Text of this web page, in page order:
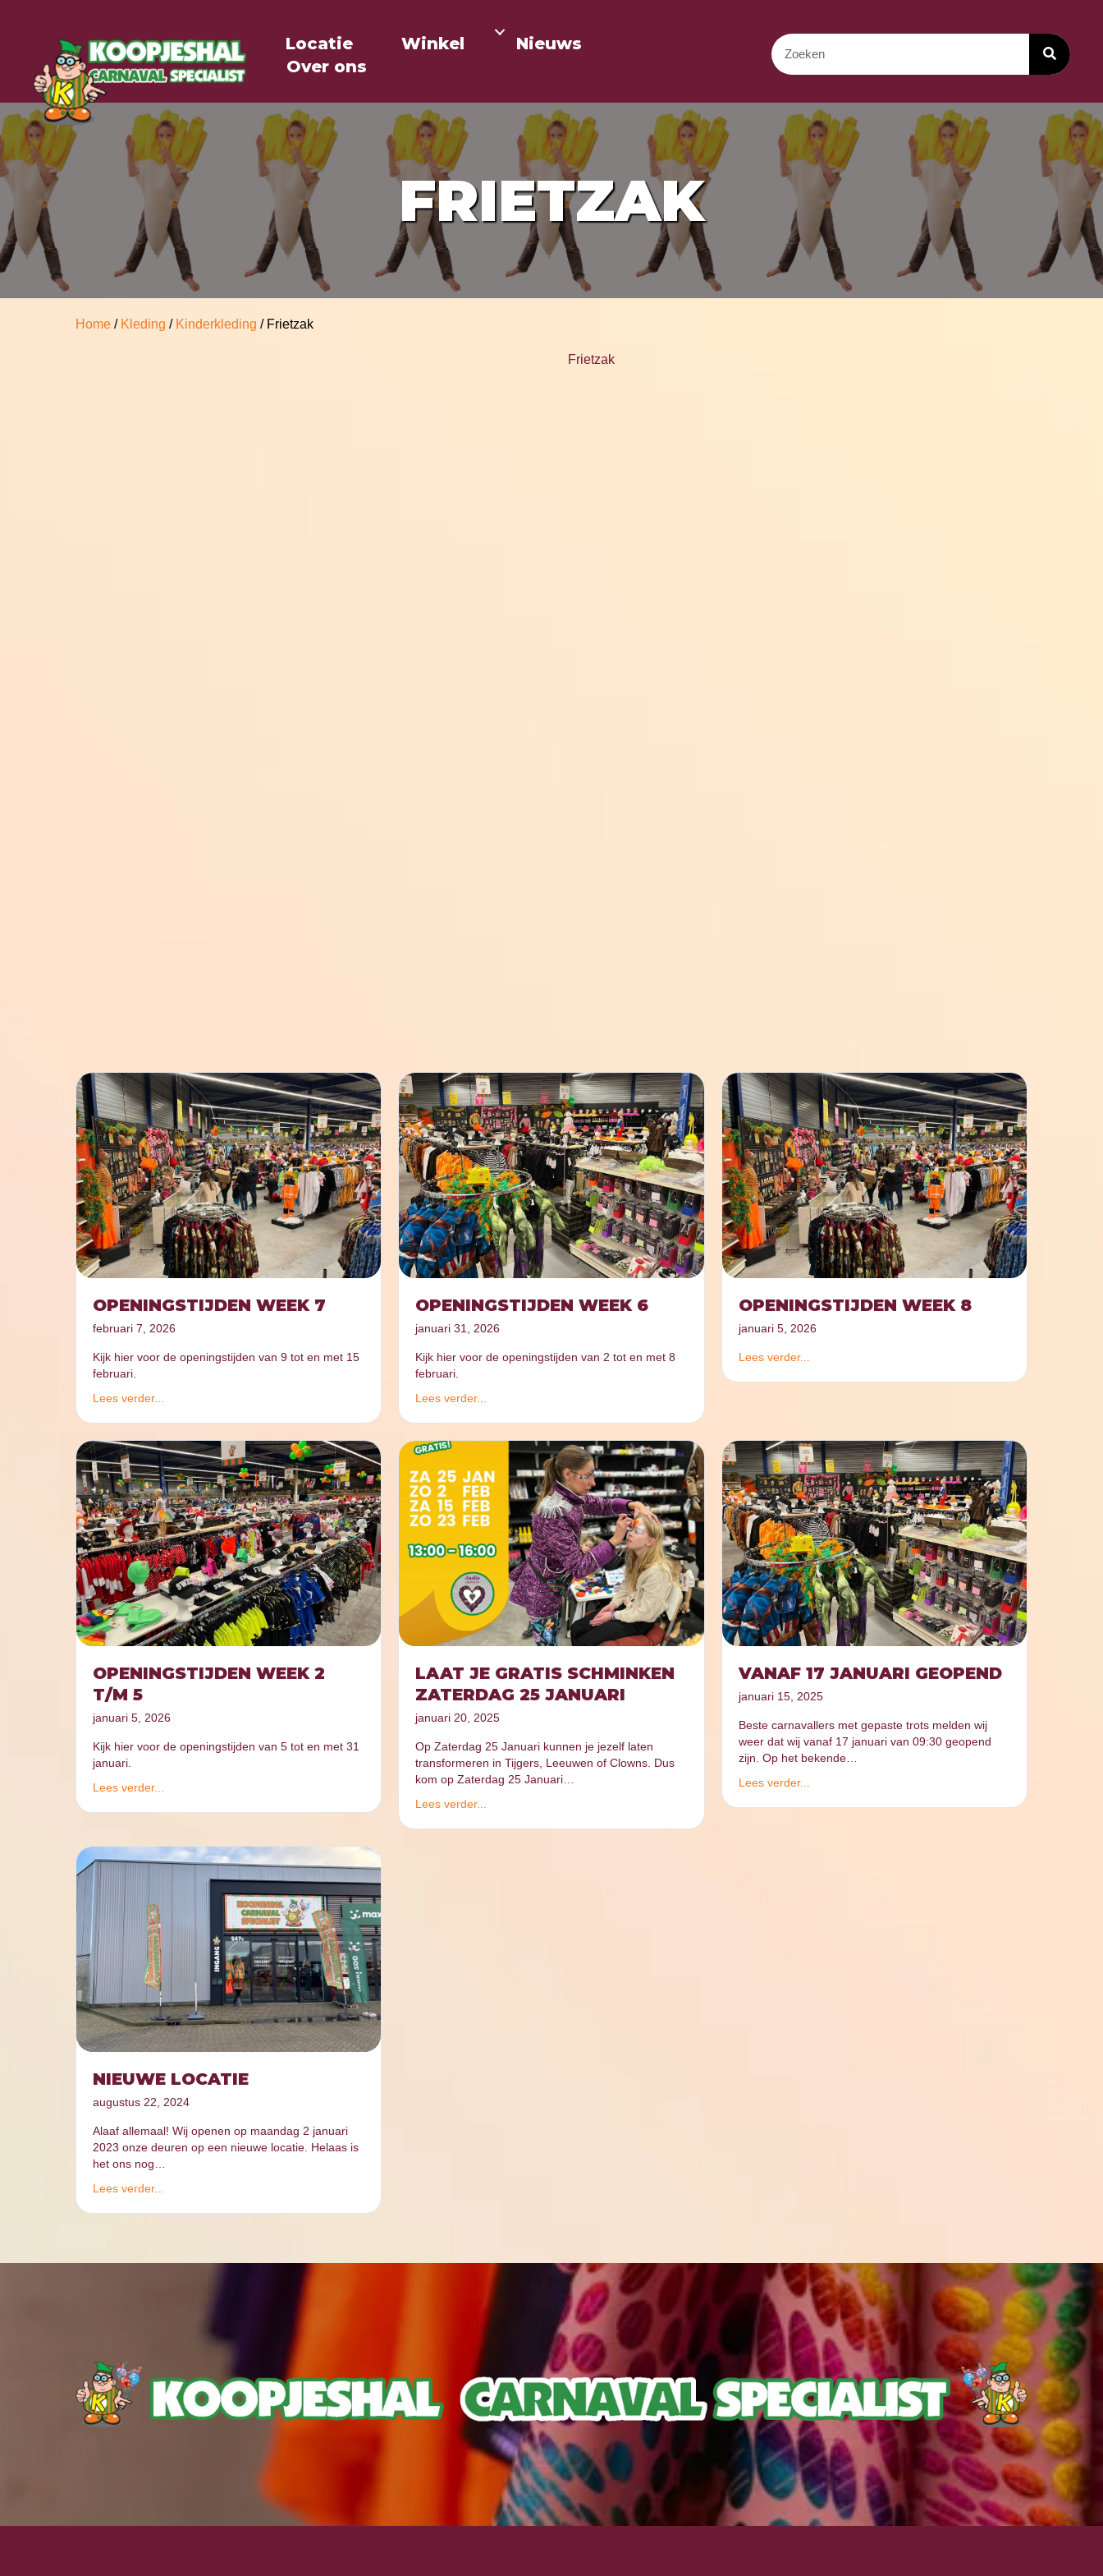
Locatie Winkel
Nieuws
Over ons
FRIETZAK
Home / Kleding / Kinderkleding / Frietzak
Frietzak
OPENINGSTIJDEN WEEK 7
februari 7, 2026
Kijk hier voor de openingstijden van 9 tot en met 15
februari.
Lees verder...
OPENINGSTIJDEN WEEK 6
januari 31, 2026
Kijk hier voor de openingstijden van 2 tot en met 8
februari.
Lees verder...
OPENINGSTIJDEN WEEK 8
januari 5, 2026
Lees verder...
OPENINGSTIJDEN WEEK 2
T/M 5
januari 5, 2026
Kijk hier voor de openingstijden van 5 tot en met 31
januari.
Lees verder...
LAAT JE GRATIS SCHMINKEN
ZATERDAG 25 JANUARI
januari 20, 2025
Op Zaterdag 25 Januari kunnen je jezelf laten
transformeren in Tijgers, Leeuwen of Clowns. Dus
kom op Zaterdag 25 Januari…
Lees verder...
VANAF 17 JANUARI GEOPEND
januari 15, 2025
Beste carnavallers met gepaste trots melden wij
weer dat wij vanaf 17 januari van 09:30 geopend
zijn. Op het bekende…
Lees verder...
NIEUWE LOCATIE
augustus 22, 2024
Alaaf allemaal! Wij openen op maandag 2 januari
2023 onze deuren op een nieuwe locatie. Helaas is
het ons nog…
Lees verder...